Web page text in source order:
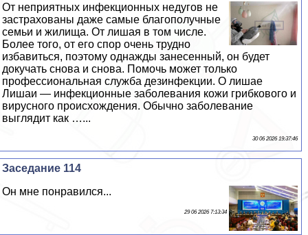
От неприятных инфекционных недугов не
застрахованы даже самые благополучные
семьи и жилища. От лишая в том числе.
Более того, от его спор очень трудно
избавиться, поэтому однажды занесенный, он будет
докучать снова и снова. Помочь может только
профессиональная служба дезинфекции. О лишае
Лишаи — инфекционные заболевания кожи грибкового и
вирусного происхождения. Обычно заболевание
выглядит как …...
30 06 2026 19:37:46
Заседание 114
Он мне понравился...
29 06 2026 7:13:34